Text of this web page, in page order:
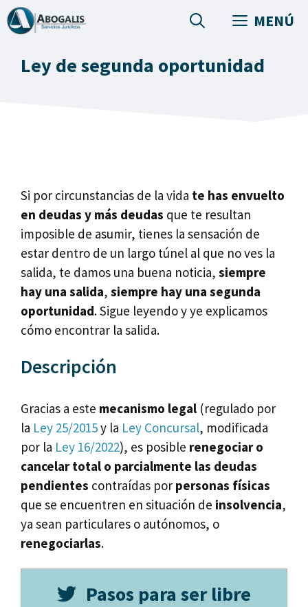
Saltar
al
MENÚ
Ley de segunda oportunidad
Si por circunstancias de la vida te has envuelto
en deudas y más deudas que te resultan
imposible de asumir, tienes la sensación de
estar dentro de un largo túnel al que no ves la
salida, te damos una buena noticia, siempre
hay una salida, siempre hay una segunda
oportunidad. Sigue leyendo y ye explicamos
cómo encontrar la salida.
Descripción
Gracias a este mecanismo legal (regulado por
la Ley 25/2015y la Ley Concursal, modificada
por la Ley 16/2022), es posible renegociar o
cancelar total o parcialmente las deudas
pendientes contraídas por personas físicas
que se encuentren en situación de insolvencia,
ya sean particulares o autónomos, o
renegociarlas.
Pasos para ser libre